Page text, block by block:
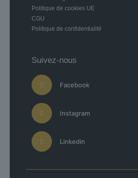
Politique de cookies UE
CGU
Politique de confidentialité
Suivez-nous
Facebook
Instagram
Linkedin